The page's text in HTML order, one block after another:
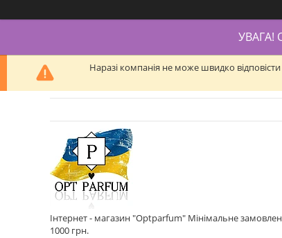
УВАГА!
Наразі компанія не може швидко
Інтернет - магазин "Optparfum" Мінімальне
1000 грн.